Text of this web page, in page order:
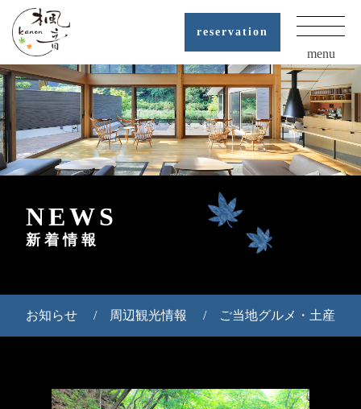
reservation
menu
NEWS
新着情報
お知らせ 周辺観光情報 ご当地グルメ・土産